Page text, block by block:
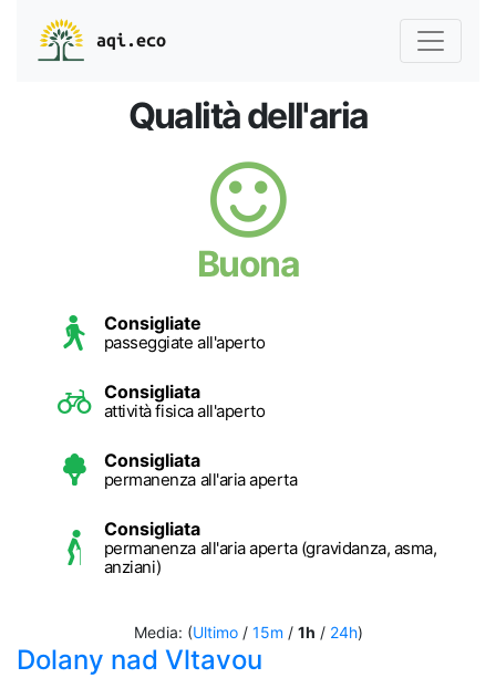
aqi.eco
Qualità dell'aria
Buona
Consigliate
passeggiate all'aperto
Consigliata
attività fisica all'aperto
Consigliata
permanenza all'aria aperta
Consigliata
permanenza all'aria aperta (gravidanza, asma,
anziani)
Media: (Ultimo/ 15m / 1h / 24h)
Dolany nad Vltavou